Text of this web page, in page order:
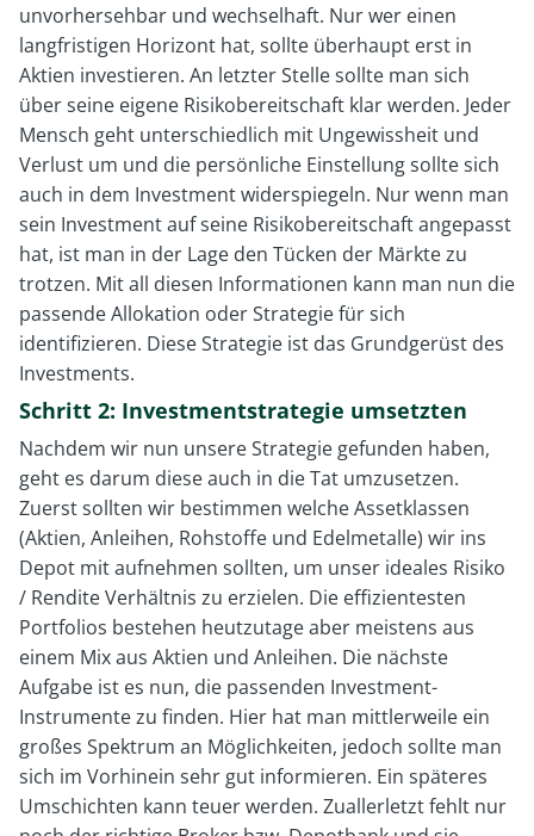
unvorhersehbar und wechselhaft. Nur wer einen
langfristigen Horizont hat, sollte überhaupt erst in
Aktien investieren. An letzter Stelle sollte man sich
über seine eigene Risikobereitschaft klar werden. Jeder
Mensch geht unterschiedlich mit Ungewissheit und
Verlust um und die persönliche Einstellung sollte sich
auch in dem Investment widerspiegeln. Nur wenn man
sein Investment auf seine Risikobereitschaft angepasst
hat, ist man in der Lage den Tücken der Märkte zu
trotzen. Mit all diesen Informationen kann man nun die
passende Allokation oder Strategie für sich
identifizieren. Diese Strategie ist das Grundgerüst des
Investments.
Schritt 2: Investmentstrategie umsetzten
Nachdem wir nun unsere Strategie gefunden haben,
geht es darum diese auch in die Tat umzusetzen.
Zuerst sollten wir bestimmen welche Assetklassen
(Aktien, Anleihen, Rohstoffe und Edelmetalle) wir ins
Depot mit aufnehmen sollten, um unser ideales Risiko
/ Rendite Verhältnis zu erzielen. Die effizientesten
Portfolios bestehen heutzutage aber meistens aus
einem Mix aus Aktien und Anleihen. Die nächste
Aufgabe ist es nun, die passenden Investment-
Instrumente zu finden. Hier hat man mittlerweile ein
großes Spektrum an Möglichkeiten, jedoch sollte man
sich im Vorhinein sehr gut informieren. Ein späteres
Umschichten kann teuer werden. Zuallerletzt fehlt nur